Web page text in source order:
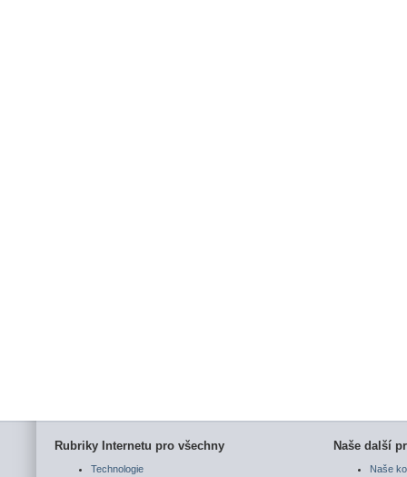
Rubriky Internetu pro všechny
Technologie
Naše další
Naše